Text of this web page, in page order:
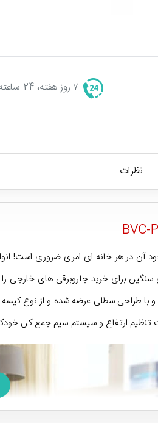
۷ روز هفته، 24 ساعته
نظرات
آن در هر خانه ای امری ضروری است!
ارتفاع و سیستم سیم جمع کن